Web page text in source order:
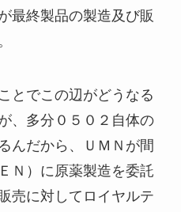
最終製品の製造及び販
とでこの辺がどうなる
、多分０５０２自体の
んだから、ＵＭＮが間
Ｎ）に原薬製造を委託
売に対してロイヤルテ